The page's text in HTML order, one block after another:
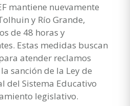
mantiene nuevamente
y Río Grande,
de 48 horas y
Estas medidas buscan
atender reclamos
sanción de la Ley de
del Sistema Educativo
legislativo.